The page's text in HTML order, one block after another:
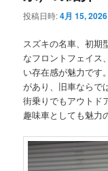
投稿日時:4月 15, 2026
スズキの名車、初期
なフロントフェイス
い存在感が魅力です
があり、旧車ならで
街乗りでもアウトド
趣味車としても魅力